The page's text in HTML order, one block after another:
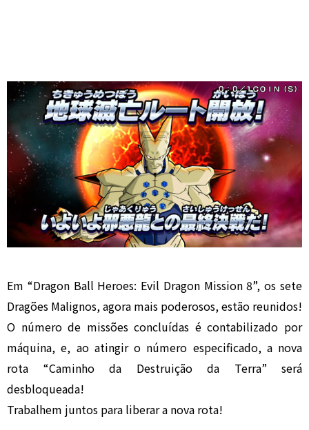
Em “Dragon Ball Heroes: Evil Dragon Mission 8”, os sete
Dragões Malignos, agora mais poderosos, estão reunidos!
O número de missões concluídas é contabilizado por
máquina, e, ao atingir o número especificado, a nova
rota “Caminho da Destruição da Terra” será
desbloqueada!
Trabalhem juntos para liberar a nova rota!